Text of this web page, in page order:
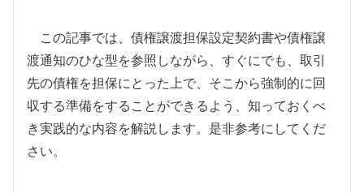
この記事では、債権譲渡担保設定契約書や債権譲
渡通知のひな型を参照しながら、すぐにでも、取引
先の債権を担保にとった上で、そこから強制的に回
収する準備をすることができるよう、知っておくべ
き実践的な内容を解説します。是非参考にしてくだ
さい。